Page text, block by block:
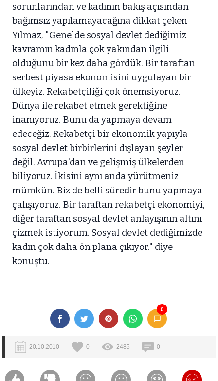
sorunlarından ve kadının bakış açısından
bağımsız yapılamayacağına dikkat çeken
Yılmaz, "Genelde sosyal devlet dediğimiz
kavramın kadınla çok yakından ilgili
olduğunu bir kez daha gördük. Bir taraftan
serbest piyasa ekonomisini uygulayan bir
ülkeyiz. Rekabetçiliği çok önemsiyoruz.
Dünya ile rekabet etmek gerektiğine
inanıyoruz. Bunu da yapmaya devam
edeceğiz. Rekabetçi bir ekonomik yapıyla
sosyal devlet birbirlerini dışlayan şeyler
değil. Avrupa'dan ve gelişmiş ülkelerden
biliyoruz. İkisini aynı anda yürütmeniz
mümkün. Biz de belli süredir bunu yapmaya
çalışıyoruz. Bir taraftan rekabetçi ekonomiyi,
diğer taraftan sosyal devlet anlayışının altını
çizmek istiyorum. Sosyal devlet dediğimizde
kadın çok daha ön plana çıkıyor." diye
konuştu.
0
20.10.2010 0 2485 0